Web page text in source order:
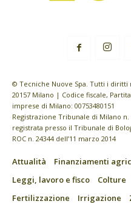
© Tecniche Nuove Spa. Tutti i diritti
20157 Milano | Codice fiscale,
imprese di Milano: 00753480151
Registrazione Tribunale di Milano
registrata presso il Tribunale di
ROC n. 24344 dell’11 marzo 2014
Attualità Finanziamenti
Leggi, lavoro e fisco
Colture
Fertilizzazione
Irrigazione